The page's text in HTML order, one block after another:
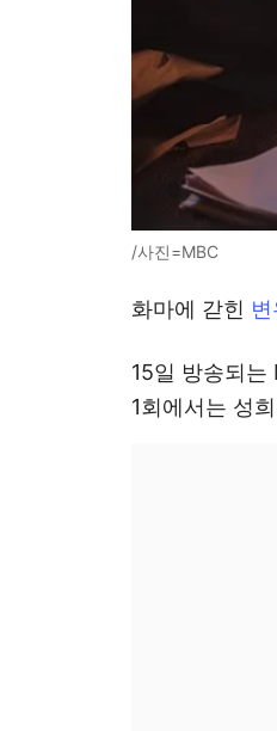
/사진=MBC
화마에 갇힌
15일 방송되는
1회에서는 성